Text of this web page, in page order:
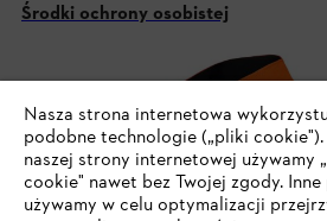
Środki ochrony osobistej
Bądź na bieżąco dzięki
ADRES E-MAIL
Nasza strona internetowa
podobne technologie („pliki
naszej strony internetowej używamy
cookie" nawet bez Twojej zgody.
używamy w celu optymalizacji